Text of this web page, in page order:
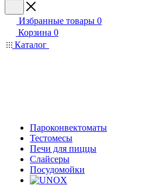
Избранные товары 0
Корзина 0
Каталог
Пароконвектоматы
Тестомесы
Печи для пиццы
Слайсеры
Посудомойки